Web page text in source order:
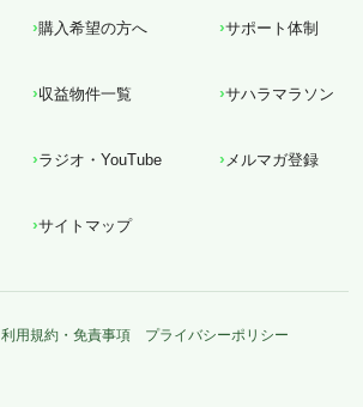
購入希望の方へ サポート体制
収益物件一覧 サハラマラソン
ラジオ・YouTube メルマガ登録
サイトマップ
利用規約・免責事項 プライバシーポリシー